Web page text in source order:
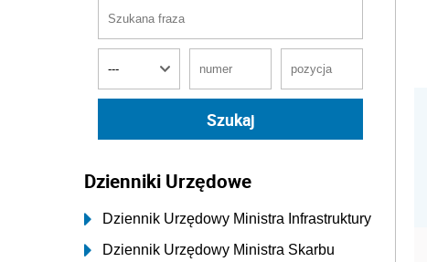
Dzienniki Urzędowe
Dziennik Urzędowy Ministra Infrastruktury
Dziennik Urzędowy Ministra Skarbu